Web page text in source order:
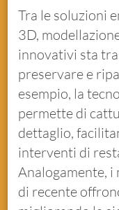
Tra le soluzioni
3D,
innovativi sta
preservare e
esempio, la
permette di
dettaglio,
interventi di
Analogamente,
di recente